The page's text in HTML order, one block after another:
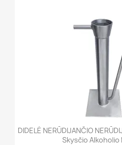
DIDELĖ NERŪDIJANČIO
Skysčio Alkoholio